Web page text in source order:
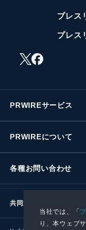
当社では、「
り、本ウェブ
プレス
プレス
PRWIREサービス
PRWIREについて
各種お問い合わせ
共同通信社グループ